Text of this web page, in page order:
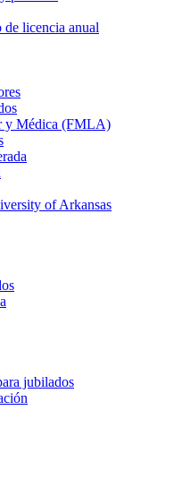
licencia anual
y Médica (FMLA)
of Arkansas
jubilados